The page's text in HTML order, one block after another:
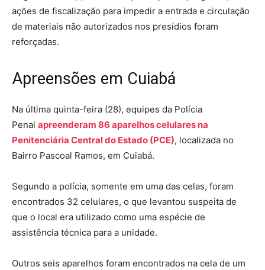
ações de fiscalização para impedir a entrada e circulação
de materiais não autorizados nos presídios foram
reforçadas.
Apreensões em Cuiabá
Na última quinta-feira (28), equipes da Polícia
Penal apreenderam 86 aparelhos celulares na
Penitenciária Central do Estado (PCE), localizada no
Bairro Pascoal Ramos, em Cuiabá.
Segundo a polícia, somente em uma das celas, foram
encontrados 32 celulares, o que levantou suspeita de
que o local era utilizado como uma espécie de
assistência técnica para a unidade.
Outros seis aparelhos foram encontrados na cela de um